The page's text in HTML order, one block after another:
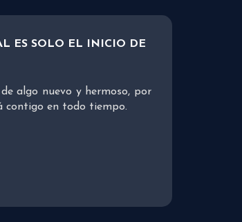
ES SOLO EL INICIO DE
algo nuevo y hermoso, por
contigo en todo tiempo.